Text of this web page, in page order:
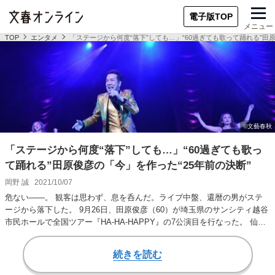
電子版TOP
メニュー
TOP エンタメ 「ステージから何度“落下”しても…」“60過ぎても歌って踊れる”田
「ステージから何度“落下”しても…」“60過ぎても歌っ
て踊れる”田原俊彦の「今」を作った“25年前の決断”
岡野 誠 2021/10/07
危ない――。 観客は思わず、息を呑んだ。ライブ中盤、還暦の男がステ
ージから落下した。 9月26日、田原俊彦（60）が埼玉県のサンシティ越谷
市民ホールで全国ツアー『HA-HA-HAPPY』の7公演目を行なった。 仙
続きを読む